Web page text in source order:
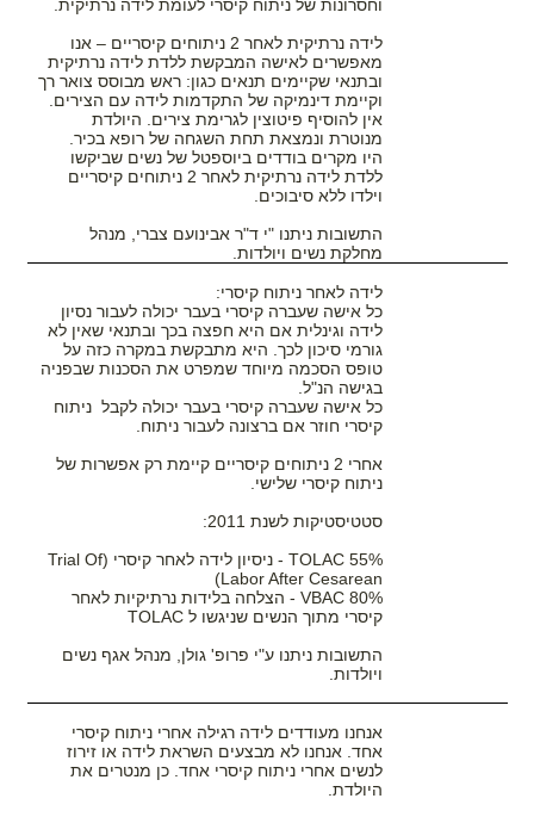
וחסרונות של ניתוח קיסרי לעומת לידה נרתיקית.
לידה נרתיקית לאחר 2 ניתוחים קיסריים – אנו
מאפשרים לאישה המבקשת ללדת לידה נרתיקית
ובתנאי שקיימים תנאים כגון: ראש מבוסס צואר רך
וקיימת דינמיקה של התקדמות לידה עם הצירים.
אין להוסיף פיטוצין לגרימת צירים. היולדת
מנוטרת ונמצאת תחת השגחה של רופא בכיר.
היו מקרים בודדים ביוספטל של נשים שביקשו
ללדת לידה נרתיקית לאחר 2 ניתוחים קיסריים
וילדו ללא סיבוכים.
התשובות ניתנו "י ד"ר אבינועם צברי, מנהל
מחלקת נשים ויולדות.
לידה לאחר ניתוח קיסרי:
כל אישה שעברה קיסרי בעבר יכולה לעבור נסיון
לידה וגינלית אם היא חפצה בכך ובתנאי שאין לא
גורמי סיכון לכך. היא מתבקשת במקרה כזה על
טופס הסכמה מיוחד שמפרט את הסכנות שבפניה
בגישה הנ"ל.
כל אישה שעברה קיסרי בעבר יכולה לקבל ניתוח
קיסרי חוזר אם ברצונה לעבור ניתוח.
אחרי 2 ניתוחים קיסריים קיימת רק אפשרות של
ניתוח קיסרי שלישי.
סטטיסטיקות לשנת 2011:
55% TOLAC - ניסיון לידה לאחר קיסרי (Trial Of
Labor After Cesarean)
80% VBAC - הצלחה בלידות נרתיקיות לאחר
קיסרי מתוך הנשים שניגשו ל TOLAC
התשובות ניתנו ע"י פרופ' גולן, מנהל אגף נשים
ויולדות.
אנחנו מעודדים לידה רגילה אחרי ניתוח קיסרי
אחד. אנחנו לא מבצעים השראת לידה או זירוז
לנשים אחרי ניתוח קיסרי אחד. כן מנטרים את
היולדת.